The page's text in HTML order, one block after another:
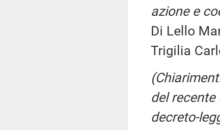
azione e
Di Lello
Trigilia
del
decreto-